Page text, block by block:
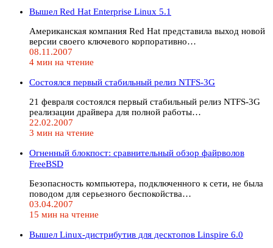
Вышел Red Hat Enterprise Linux 5.1
Американская компания Red Hat представила выход новой
версии своего ключевого корпоративно…
08.11.2007
4 мин на чтение
Состоялся первый стабильный релиз NTFS-3G
21 февраля состоялся первый стабильный релиз NTFS-3G
реализации драйвера для полной работы…
22.02.2007
3 мин на чтение
Огненный блокпост: cравнительный обзор файрволов
FreeBSD
Безопасность компьютера, подключенного к сети, не была
поводом для серьезного беспокойства…
03.04.2007
15 мин на чтение
Вышел Linux-дистрибутив для десктопов Linspire 6.0